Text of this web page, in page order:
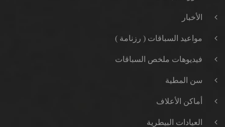
الأخبار
مواعيد السباقات ( رزنامة )
فيديوهات ملخص السباقات
سن المطية
أماكن الأعلاف
العيادات البيطرية